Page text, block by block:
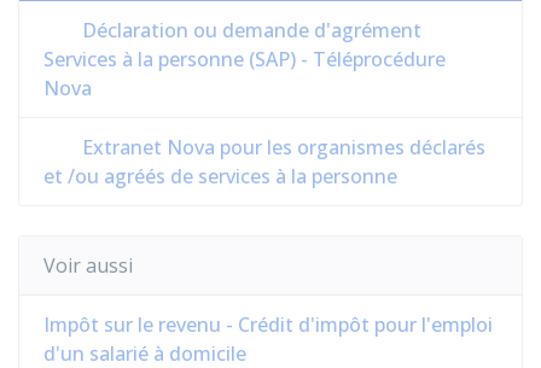
Déclaration ou demande d'agrément
Services à la personne (SAP) - Téléprocédure
Nova
Extranet Nova pour les organismes déclarés
et /ou agréés de services à la personne
Voir aussi
Impôt sur le revenu - Crédit d'impôt pour l'emploi
d'un salarié à domicile